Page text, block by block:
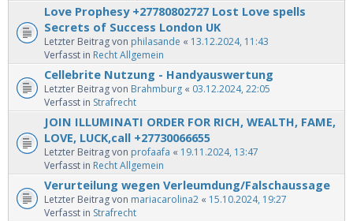
Love Prophesy +27780802727 Lost Love spells
Secrets of Success London UK
Letzter Beitrag von philasande « 13.12.2024, 11:43
Verfasst in Recht Allgemein
Cellebrite Nutzung - Handyauswertung
Letzter Beitrag von Brahmburg « 03.12.2024, 22:05
Verfasst in Strafrecht
JOIN ILLUMINATI ORDER FOR RICH, WEALTH, FAME,
LOVE, LUCK,call +27730066655
Letzter Beitrag von profaafa « 19.11.2024, 13:47
Verfasst in Recht Allgemein
Verurteilung wegen Verleumdung/Falschaussage
Letzter Beitrag von mariacarolina2 « 15.10.2024, 19:27
Verfasst in Strafrecht